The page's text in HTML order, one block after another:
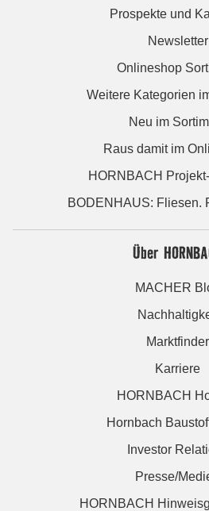
Prospekte und
Newsletter
Onlineshop
Weitere Kategorien
Neu im
Raus damit im
HORNBACH
BODENHAUS: Fliesen.
Über
MACHER
Marktfinder
Karriere
HORNBACH
Hornbach
Investor
Presse/
HORNBACH